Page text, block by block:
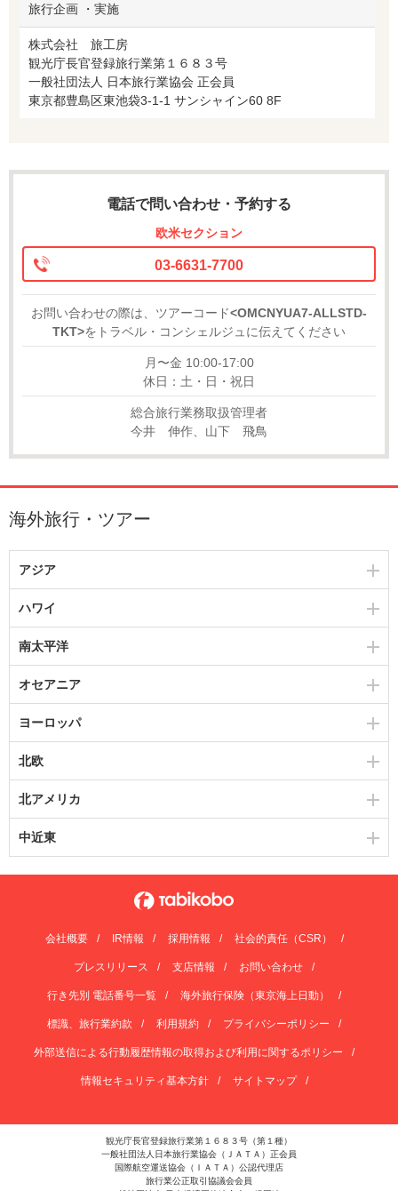
旅行企画 ・実施
株式会社 旅工房
観光庁長官登録旅行業第１６８３号
一般社団法人 日本旅行業協会 正会員
東京都豊島区東池袋3-1-1 サンシャイン60 8F
電話で問い合わせ・予約する
欧米セクション
03-6631-7700
お問い合わせの際は、ツアーコード<OMCNYUA7-ALLSTD-
TKT>をトラベル・コンシェルジュに伝えてください
月〜金 10:00-17:00
休日：土・日・祝日
総合旅行業務取扱管理者
今井 伸作、山下 飛鳥
海外旅行・ツアー
アジア
ハワイ
南太平洋
オセアニア
ヨーロッパ
北欧
北アメリカ
中近東
会社概要 IR情報 採用情報 社会的責任（CSR）
プレスリリース 支店情報 お問い合わせ
行き先別 電話番号一覧 海外旅行保険（東京海上日動）
標識、旅行業約款 利用規約 プライバシーポリシー
外部送信による行動履歴情報の取得および利用に関するポリシー
情報セキュリティ基本方針 サイトマップ
観光庁長官登録旅行業第１６８３号（第１種）
一般社団法人日本旅行業協会（ＪＡＴＡ）正会員
国際航空運送協会（ＩＡＴＡ）公認代理店
旅行業公正取引協議会会員